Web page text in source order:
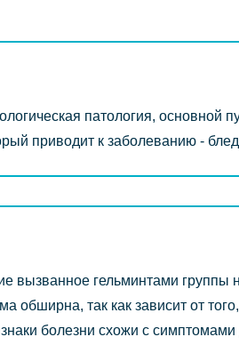
патология, основной
приводит к заболеванию -
вызванное гельминтами группы
обширна, так как зависит от
болезни схожи с симптомами